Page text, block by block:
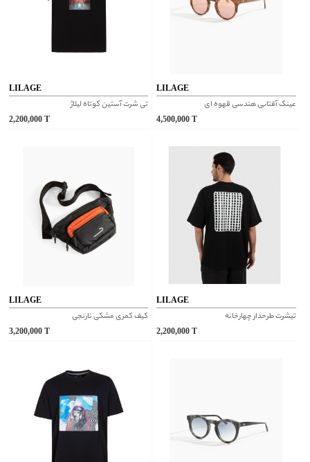
LILAGE
تی شرت آستین کوتاه لیلاژ
2,200,000
LILAGE
عینک آفتابی هندسی قهوه ای
4,500,000
LILAGE
کیف کمری مشکی نارنجی
3,200,000
LILAGE
تیشرت طرحدار چهارخانه
2,200,000